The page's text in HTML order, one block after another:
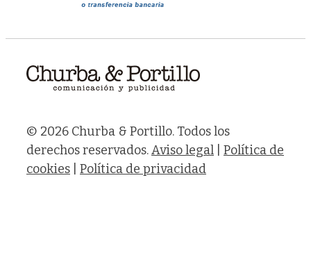
© 2026 Churba & Portillo. Todos los
derechos reservados.Aviso legal
Política de
cookies
Política de privacidad